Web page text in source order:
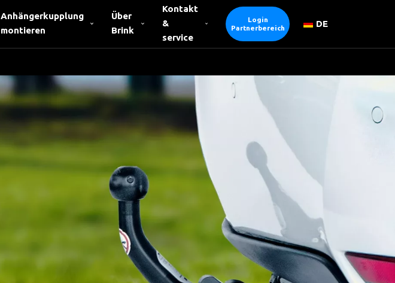
Anhängerkupplung
montieren
Über
Brink
Kontakt
&
service
Login
Partnerbereich
DE